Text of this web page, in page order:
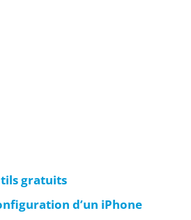
gratuits
d’un iPhone